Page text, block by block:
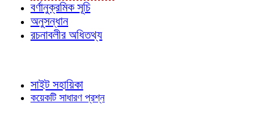
বর্ণানুক্রমিক সূচি
অনুসন্ধান
রচনাবলীর অধিতথ্য
সাইট সহায়িকা
কয়েকটি সাধারণ প্রশ্ন